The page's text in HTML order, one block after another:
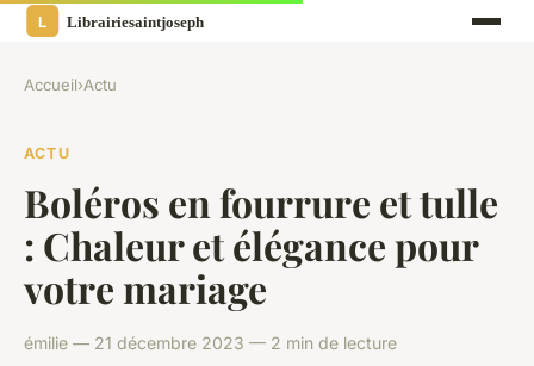
Accueil›Actu
ACTU
Boléros en fourrure et tulle
: Chaleur et élégance pour
votre mariage
émilie — 21 décembre 2023 — 2 min de lecture